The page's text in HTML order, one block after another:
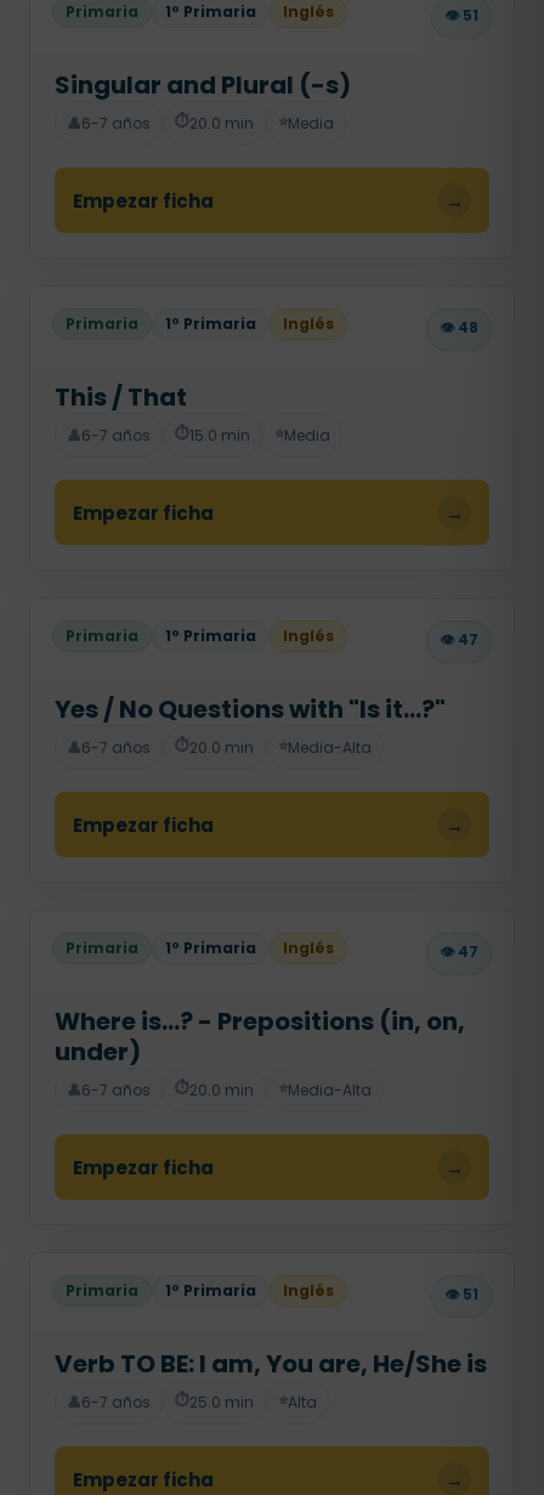
Primaria 1º Primaria Inglés 👁️ 51
Singular and Plural (-s)
👤6-7 años ⏱️20.0 min ⭐Media
Empezar ficha →
Primaria 1º Primaria Inglés 👁️ 48
This / That
👤6-7 años ⏱️15.0 min ⭐Media
Empezar ficha →
Primaria 1º Primaria Inglés 👁️ 47
Yes / No Questions with "Is it...?"
👤6-7 años ⏱️20.0 min ⭐Media-Alta
Empezar ficha →
Primaria 1º Primaria Inglés 👁️ 47
Where is...? - Prepositions (in, on,
under)
👤6-7 años ⏱️20.0 min ⭐Media-Alta
Empezar ficha →
Primaria 1º Primaria Inglés 👁️ 51
Verb TO BE: I am, You are, He/She is
👤6-7 años ⏱️25.0 min ⭐Alta
Empezar ficha →